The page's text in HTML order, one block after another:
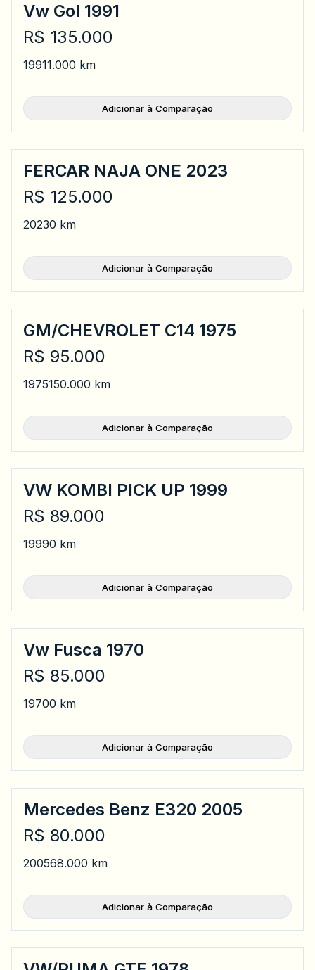
Vw Gol 1991
R$ 135.000
19911.000 km
Adicionar à Comparação
FERCAR NAJA ONE 2023
R$ 125.000
20230 km
Adicionar à Comparação
GM/CHEVROLET C14 1975
R$ 95.000
1975150.000 km
Adicionar à Comparação
VW KOMBI PICK UP 1999
R$ 89.000
19990 km
Adicionar à Comparação
Vw Fusca 1970
R$ 85.000
19700 km
Adicionar à Comparação
Mercedes Benz E320 2005
R$ 80.000
200568.000 km
Adicionar à Comparação